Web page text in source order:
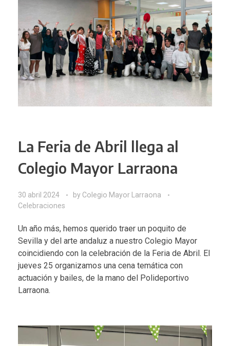
La Feria de Abril llega al
Colegio Mayor Larraona
30 abril 2024 by Colegio Mayor Larraona
Celebraciones
Un año más, hemos querido traer un poquito de
Sevilla y del arte andaluz a nuestro Colegio Mayor
coincidiendo con la celebración de la Feria de Abril. El
jueves 25 organizamos una cena temática con
actuación y bailes, de la mano del Polideportivo
Larraona.